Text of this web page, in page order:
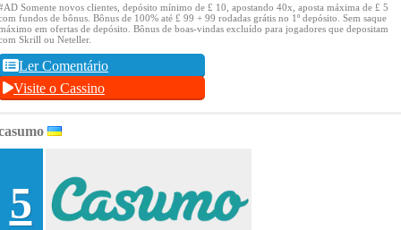
Somente novos clientes, depósito mínimo de £ 10, apostando 40x, aposta máxima de £ 5
fundos de bônus. Bônus de 100% até £ 99 + 99 rodadas grátis no 1º depósito. Sem saque
em ofertas de depósito. Bônus de boas-vindas excluído para jogadores que depositam
Skrill ou Neteller.
Ler Comentário
Visite o Cassino
5